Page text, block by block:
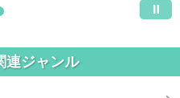
連ジャンル